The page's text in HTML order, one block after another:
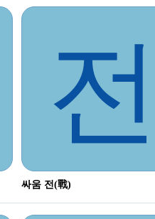
싸움 전(戰)